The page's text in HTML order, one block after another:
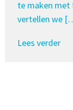
te maken met
vertellen we
Lees verder